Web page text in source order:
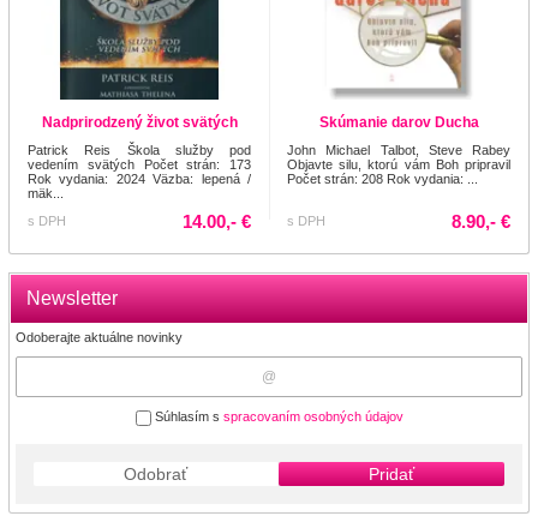
Newsletter
Odoberajte aktuálne novinky
Súhlasím s spracovaním osobných údajov
Odobrať Pridať
Nadprirodzený život svätých
Patrick Reis Škola služby pod
vedením svätých Počet strán: 173
Rok vydania: 2024 Väzba: lepená /
mäk...
s DPH
14.00,- €
Skúmanie darov Ducha
John Michael Talbot, Steve Rabey
Objavte silu, ktorú vám Boh pripravil
Počet strán: 208 Rok vydania: ...
s DPH 8.90,- €